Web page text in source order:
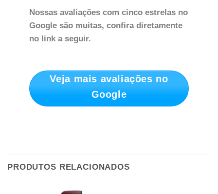
Nossas avaliações com cinco estrelas no
Google são muitas, confira diretamente
no link a seguir.
Veja mais avaliações no
Google
PRODUTOS RELACIONADOS